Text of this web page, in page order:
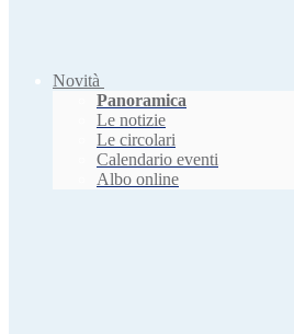
Novità
Panoramica
Le notizie
Le circolari
Calendario eventi
Albo online